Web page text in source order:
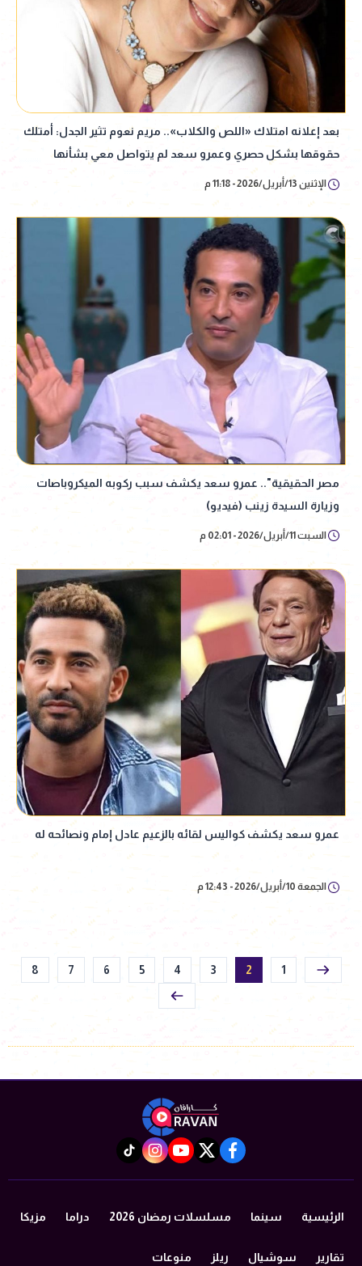
بعد إعلانه امتلاك «اللص والكلاب».. مريم نعوم تثير الجدل: أمتلك
حقوقها بشكل حصري وعمرو سعد لم يتواصل معي بشأنها
الإثنين 13/أبريل/2026 - 11:18 م
مصر الحقيقية".. عمرو سعد يكشف سبب ركوبه الميكروباصات
وزيارة السيدة زينب (فيديو)
السبت 11/أبريل/2026 - 02:01 م
عمرو سعد يكشف كواليس لقائه بالزعيم عادل إمام ونصائحه له
الجمعة 10/أبريل/2026 - 12:43 م
1
2
3
4
5
6
7
8
facebook
twitter
youtube
instagram
tiktok
الرئيسية سينما مسلسلات رمضان 2026 دراما مزيكا
تقارير سوشيال ريلز منوعات